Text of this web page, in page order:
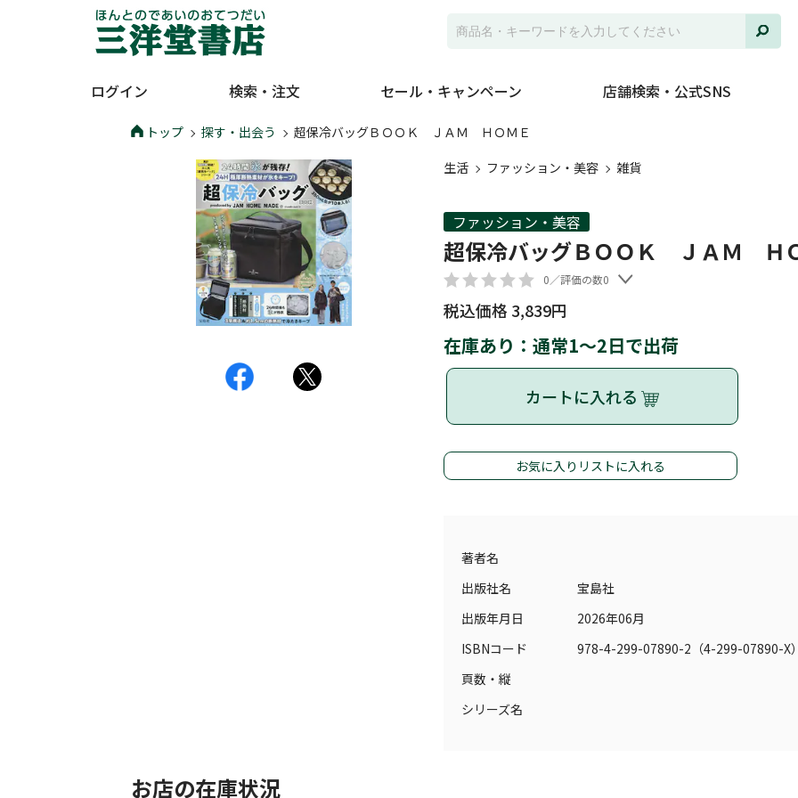
ログイン 検索・注文 セール・キャンペーン 店舗検索・公式SNS
トップ 探す・出会う
超保冷バッグＢＯＯＫ ＪＡＭ ＨＯＭＥ
生活
ファッション・美容 雑貨
ファッション・美容
超保冷バッグＢＯＯＫ ＪＡＭ Ｈ
0／評価の数0
税込価格 3,839円
在庫あり：通常1～2日で出荷
カートに入れる
お気に入りリストに入れる
著者名
出版社名
宝島社
出版年月日
2026年06月
ISBNコード
978-4-299-07890-2（4-299-07890-X
頁数・縦
シリーズ名
お店の在庫状況